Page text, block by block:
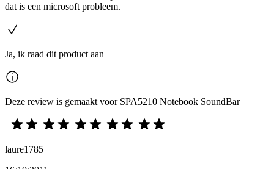
dat is een microsoft probleem.
Ja, ik raad dit product aan
Deze review is gemaakt voor SPA5210 Notebook SoundBar
laure1785